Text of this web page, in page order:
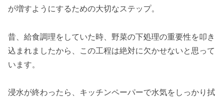
が増すようにするための大切なステップ。
昔、給食調理をしていた時、野菜の下処理の重要性を叩き
込まれましたから、この工程は絶対に欠かせないと思って
います。
浸水が終わったら、キッチンペーパーで水気をしっかり拭